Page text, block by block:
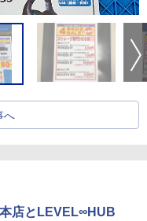
へ
店とLEVEL∞HUB